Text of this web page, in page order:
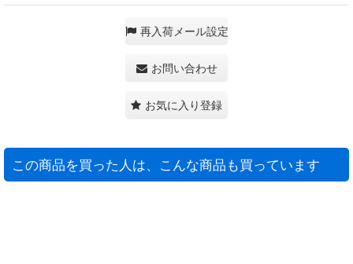
再入荷メール設定
お問い合わせ
お気に入り登録
この商品を買った人は、こんな商品も買っています